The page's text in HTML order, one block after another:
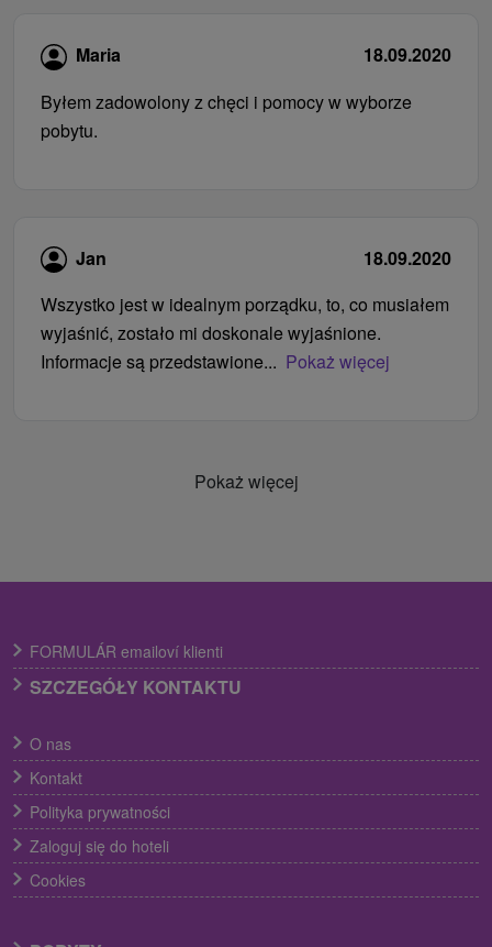
Maria
18.09.2020
Byłem zadowolony z chęci i pomocy w wyborze
pobytu.
Jan
18.09.2020
Wszystko jest w idealnym porządku, to, co musiałem
wyjaśnić, zostało mi doskonale wyjaśnione.
Informacje są przedstawione... Pokaż więcej
Pokaż więcej
FORMULÁR emailoví klienti
SZCZEGÓŁY KONTAKTU
O nas
Kontakt
Polityka prywatności
Zaloguj się do hoteli
Cookies